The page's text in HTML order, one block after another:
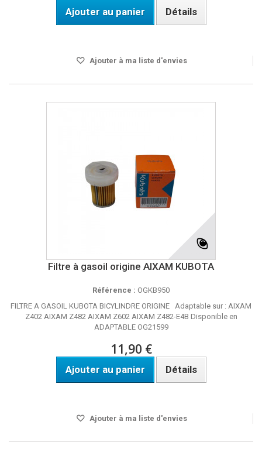
Ajouter au panier Détails
Ajouter à ma liste d'envies
Filtre à gasoil origine AIXAM KUBOTA
Référence : OGKB950
FILTRE A GASOIL KUBOTA BICYLINDRE ORIGINE Adaptable sur : AIXAM
Z402 AIXAM Z482 AIXAM Z602 AIXAM Z482-E4B Disponible en
ADAPTABLE OG21599
11,90 €
Ajouter au panier Détails
Ajouter à ma liste d'envies